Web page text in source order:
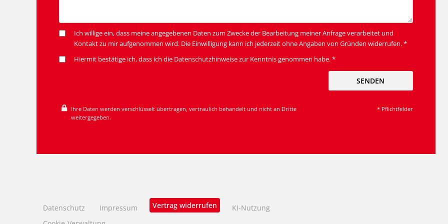
Ich willige ein, dass meine angegebenen Daten zum Zwecke der Bearbeitung meiner Anfrage verarbeitet und
Kontakt zu mir aufgenommen wird. Die Einwilligung kann ich jederzeit ohne Angaben von Gründen widerrufen. *
Hiermit bestätige ich, dass ich die Datenschutzhinweisezur Kenntnis genommen habe. *
SENDEN
Ihre Daten werden verschlüsselt übertragen, vertraulich behandelt und nicht an Dritte
weitergegeben.
* Pflichtfelder
Datenschutz Impressum Vertrag widerrufen
KI-Nutzung